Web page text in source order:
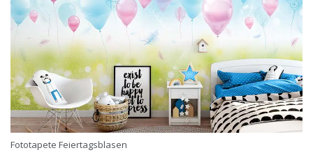
Fototapete Feiertagsblasen